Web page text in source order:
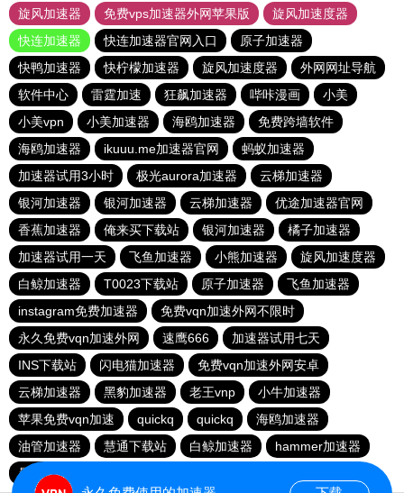
旋风加速器
免费vps加速器外网苹果版
旋风加速度器
快连加速器
快连加速器官网入口
原子加速器
快鸭加速器
快柠檬加速器 旋风加速度器
外网网址导航
软件中心
雷霆加速 狂飙加速器 哔咔漫画
小美
小美vpn
小美加速器 海鸥加速器
免费跨墙软件
海鸥加速器
ikuuu.me加速器官网
蚂蚁加速器
加速器试用3小时
极光aurora加速器
云梯加速器
银河加速器
银河加速器 云梯加速器
优途加速器官网
香蕉加速器
俺来买下载站 银河加速器
橘子加速器
加速器试用一天
飞鱼加速器 小熊加速器
旋风加速度器
白鲸加速器
T0023下载站 原子加速器
飞鱼加速器
instagram免费加速器
免费vqn加速外网不限时
永久免费vqn加速外网
速鹰666
加速器试用七天
INS下载站
闪电猫加速器
免费vqn加速外网安卓
云梯加速器
黑豹加速器 老王vnp
小牛加速器
苹果免费vqn加速
quickq quickq
海鸥加速器
油管加速器
慧通下载站 白鲸加速器
hammer加速器
暴雪加速器vp